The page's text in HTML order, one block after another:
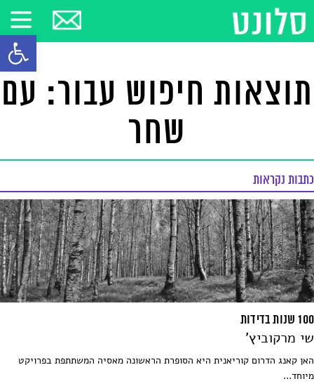
פתח
תוצאות חיפוש עבור: עם
שחר
כתבות נקראות
100 שנות בדידות
שי מרקוביץ'
האן קאנג הדרום קוריאנית היא הסופרת הראשונה מאסיה המשתתפת בפרויקט
מיוחד...